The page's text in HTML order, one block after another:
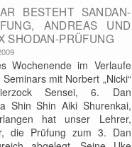
BESTEHT SANDAN-
ANDREAS UND
SHODAN-PRÜFUNG
Wochenende im Verlaufe
mit Norbert „Nicki“
Sensei, 6. Dan
Shin Shin Aiki Shurenkai,
hat unser Lehrer,
die Prüfung zum 3. Dan